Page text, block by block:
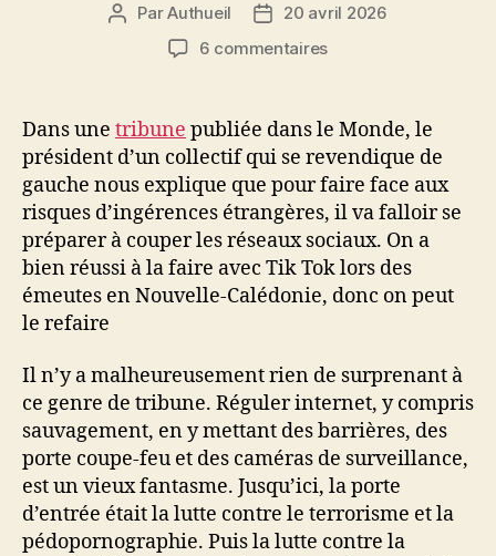
Auteur
ParAuthueil
Date20 avril 2026
6 commentairessur
et
numérique
Dans une tribune publiée dans le Monde, le
président d’un collectif qui se revendique de
gauche nous explique que pour faire face aux
risques d’ingérences étrangères, il va falloir se
préparer à couper les réseaux sociaux. On a
bien réussi à la faire avec Tik Tok lors des
émeutes en Nouvelle-Calédonie, donc on peut
le refaire
Il n’y a malheureusement rien de surprenant à
ce genre de tribune. Réguler internet, y compris
sauvagement, en y mettant des barrières, des
porte coupe-feu et des caméras de surveillance,
est un vieux fantasme. Jusqu’ici, la porte
d’entrée était la lutte contre le terrorisme et la
pédopornographie. Puis la lutte contre la